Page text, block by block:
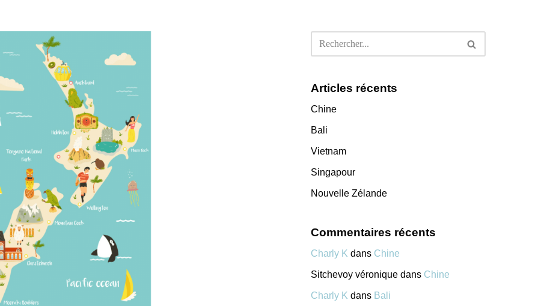
Articles récents
Chine
Bali
Vietnam
Singapour
Nouvelle Zélande
Commentaires récents
Charly K dans Chine
Sitchevoy véronique dans Chine
Charly K dans Bali